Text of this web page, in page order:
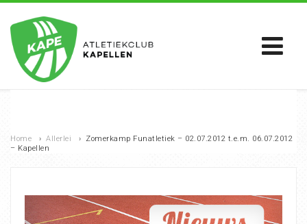
Home › Allerlei › Zomerkamp Funatletiek – 02.07.2012 t.e.m. 06.07.2012
– Kapellen